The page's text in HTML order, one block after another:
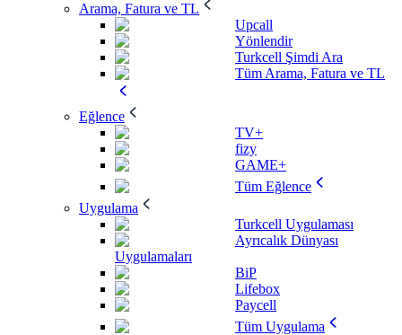
Arama, Fatura ve TL
Upcall
Yönlendir
Turkcell Şimdi Ara
Tüm Arama, Fatura ve TL
Eğlence
TV+
fizy
GAME+
Tüm Eğlence
Uygulama
Turkcell Uygulaması
Ayrıcalık Dünyası
Uygulamaları
BiP
Lifebox
Paycell
Tüm Uygulama